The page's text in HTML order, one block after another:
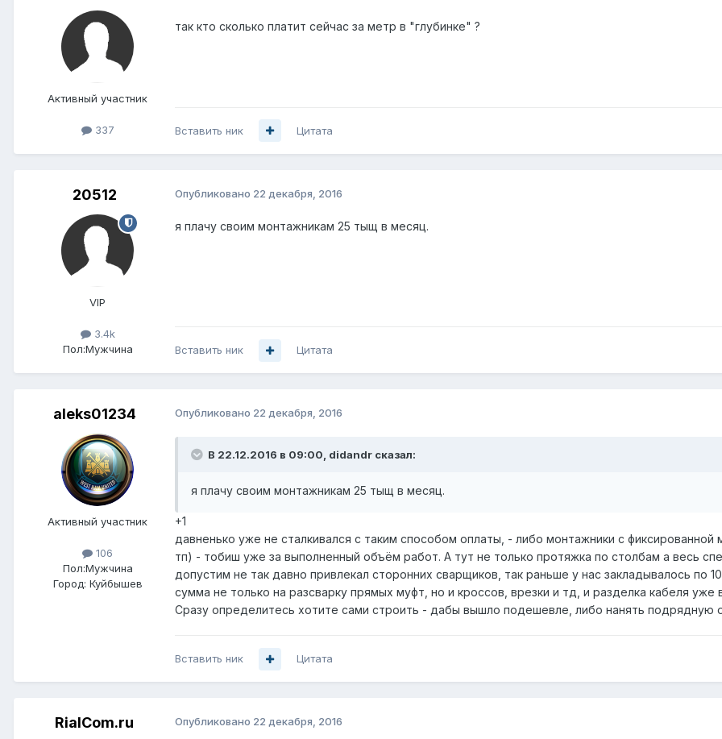
Активный участник
337
так кто сколько платит сейчас за метр в "глубинке" ?
Вставить ник Цитата
20512
VIP
3.4k
Пол:Мужчина
Опубликовано 22 декабря, 2016
я плачу своим монтажникам 25 тыщ в месяц.
Вставить ник Цитата
aleks01234
Активный участник
106
Пол:Мужчина
Город: Куйбышев
Опубликовано 22 декабря, 2016
В 22.12.2016 в 09:00, didandr сказал:
я плачу своим монтажникам 25 тыщ в месяц.
+1
давненько уже не сталкивался с таким способом оплаты, - либо монтажники с
тп) - тобиш уже за выполненный объём работ. А тут не только протяжка по столбам а весь
допустим не так давно привлекал сторонних сварщиков, так раньше у нас закладывалось
сумма не только на разсварку прямых муфт, но и кроссов, врезки и тд, и разделка кабеля уже
Сразу определитесь хотите сами строить - дабы вышло подешевле, либо нанять подрядную
Вставить ник Цитата
RialCom.ru Опубликовано 22 декабря, 2016